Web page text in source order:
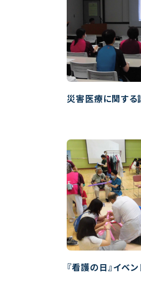
災害医療に関する
『看護の日』イベ